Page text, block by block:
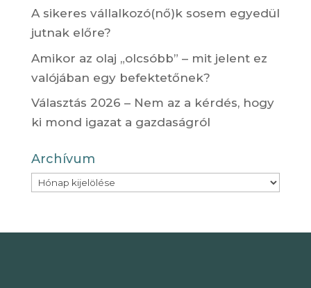
A sikeres vállalkozó(nő)k sosem egyedül
jutnak előre?
Amikor az olaj „olcsóbb” – mit jelent ez
valójában egy befektetőnek?
Választás 2026 – Nem az a kérdés, hogy
ki mond igazat a gazdaságról
Archívum
Archívum